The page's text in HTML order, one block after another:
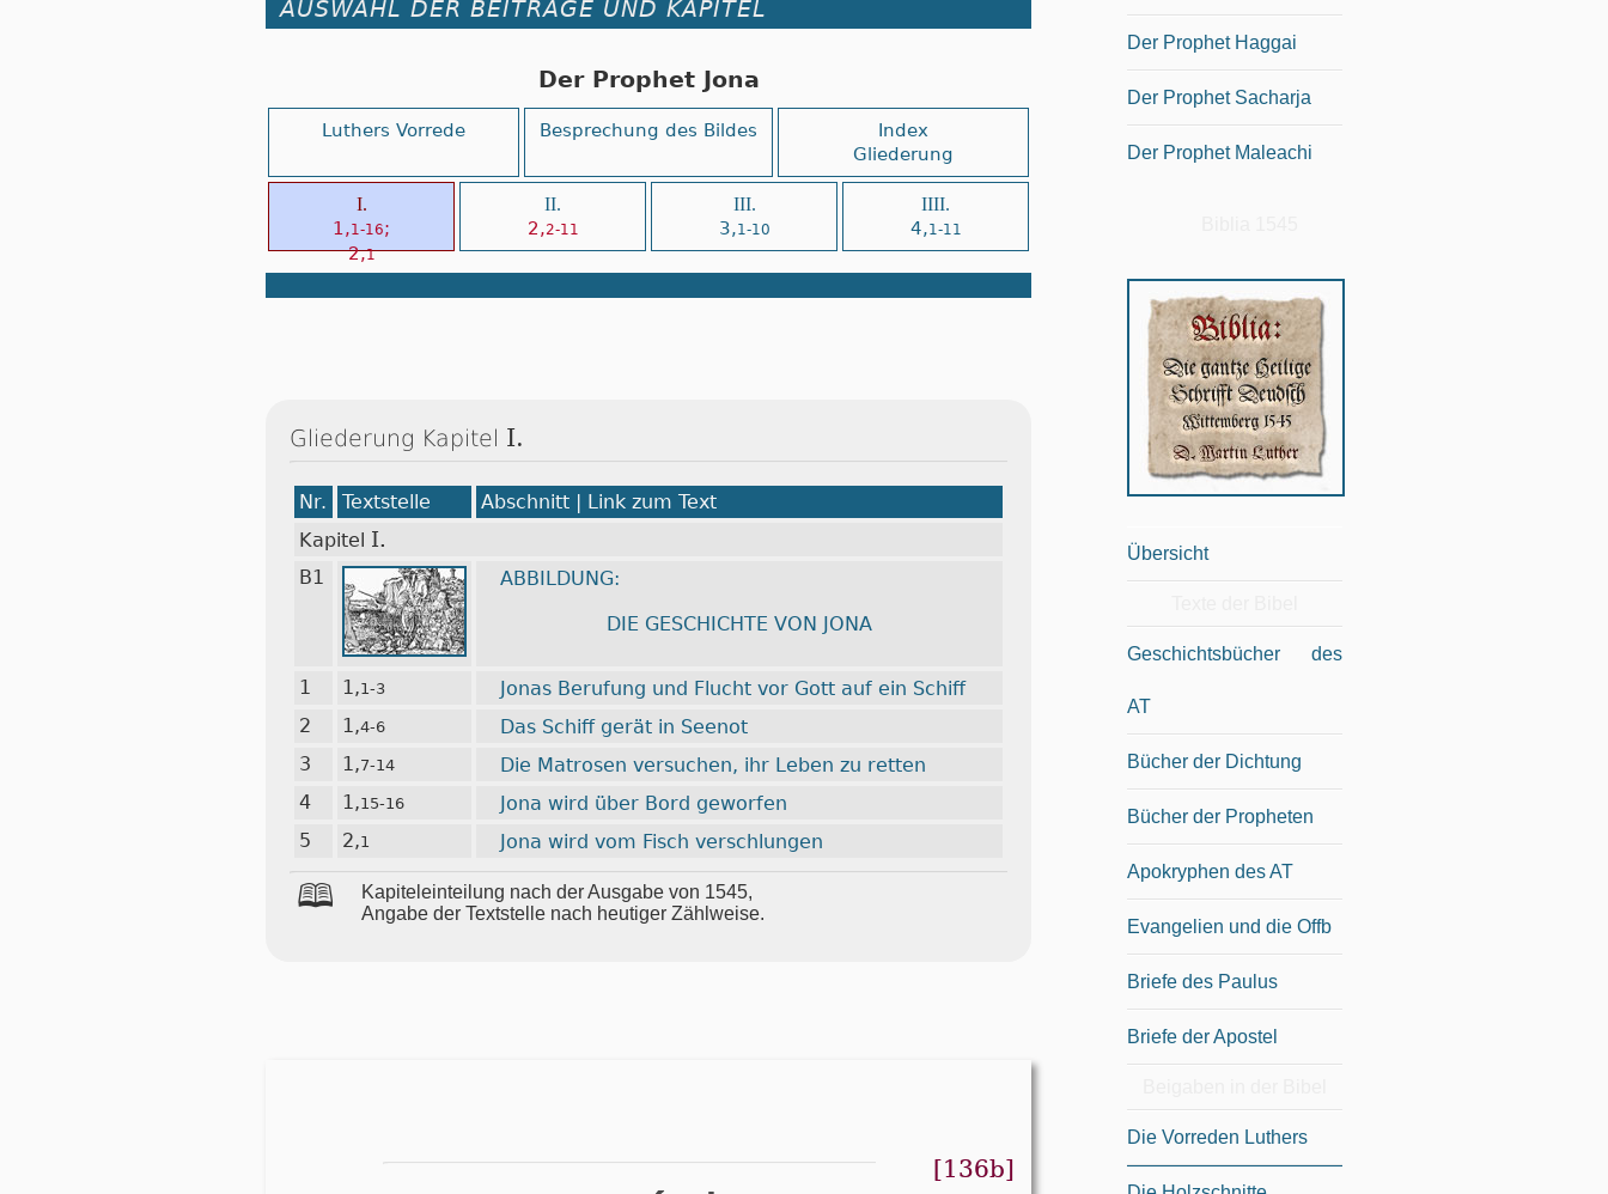
AUSWAHL DER BEITRÄGE UND KAPITEL
Der Prophet Jona
Luthers Vorrede Besprechung des Bildes
Index
Gliederung
I.
1,1-16;
2,1
II.
2,2-11
III.
3,1-10
IIII.
4,1-11
Gliederung Kapitel I.
Nr. Textstelle
Abschnitt | Link zum Text
Kapitel I.
B1
ABBILDUNG:
DIE GESCHICHTE VON JONA
1 1,1-3
Jonas Berufung und Flucht vor Gott auf ein Schiff
2
1,4-6
Das Schiff gerät in Seenot
3
1,7-14
Die Matrosen versuchen, ihr Leben zu retten
4
1,15-16
Jona wird über Bord geworfen
5
2,1 Jona wird vom Fisch verschlungen
🕮
Ka­pi­tel­ein­tei­lung nach der Aus­ga­be von 1545,
An­ga­be der Text­stel­le nach heu­ti­ger Zähl­wei­se.
[136b]
Der Prophet Haggai
Der Prophet Sacharja
Der Prophet Maleachi
Übersicht
Geschichtsbücher des
AT
Bücher der Dichtung
Bücher der Propheten
Apokryphen des AT
Evangelien und die Offb
Briefe des Paulus
Briefe der Apostel
Die Vorreden Luthers